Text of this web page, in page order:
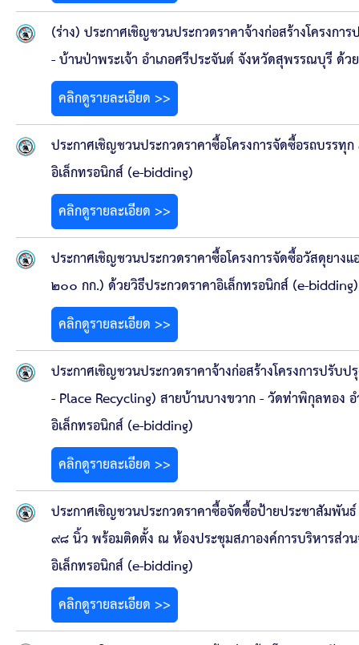
รายงานการประชุมสภา อบจ.สุพรรณบุรี
รายงานรายรับรายจ่าย อบจ.สุพรรณบุรี
รายงานการติดตามและประเมินผลแผนพัฒนาท้องถิ่
สรุปผลการประเมินความพึงพอใจ
ระบบสืบค้นข้อมูล ประกาศ ก.จ.จ. สุพรรณบุรี (พ.ศ
Document
คลินิกเซ็นเตอร์
แบบฟอร์มบริหารงานบุคคล
รายงานตรวจสอบภายใน
รายงานเครื่องจักรกล อบจ.
ศูนย์อำนวยการการเลือกตั้ง สมาชิกสภาและนายก
งานแผนการบริหารจัดการความเสี่ยงของ อบจ.สุพร
ติดต่อ
(ร่าง) ประกาศเชิญชวนประกวดราคาจ้างก่อสร้างโครงก
- บ้านป่าพระเจ้า อำเภอศรีประจันต์ จังหวัดสุพรรณบุรี ด้
คลิกดูรายละเอียด >>
ประกาศเชิญชวนประกวดราคาซื้อโครงการจัดซื้อรถบรร
อิเล็กทรอนิกส์ (e-bidding)
คลิกดูรายละเอียด >>
ประกาศเชิญชวนประกวดราคาซื้อโครงการจัดซื้อวัสดุย
๒๐๐ กก.) ด้วยวิธีประกวดราคาอิเล็กทรอนิกส์ (e-bidding)
คลิกดูรายละเอียด >>
ประกาศเชิญชวนประกวดราคาจ้างก่อสร้างโครงการปรั
- Place Recycling) สายบ้านบางขวาก - วัดท่าพิกุลทอง
อิเล็กทรอนิกส์ (e-bidding)
คลิกดูรายละเอียด >>
ประกาศเชิญชวนประกวดราคาซื้อจัดซื้อป้ายประชาสัมพั
๙๘ นิ้ว พร้อมติดตั้ง ณ ห้องประชุมสภาองค์การบริหารส่ว
อิเล็กทรอนิกส์ (e-bidding)
คลิกดูรายละเอียด >>